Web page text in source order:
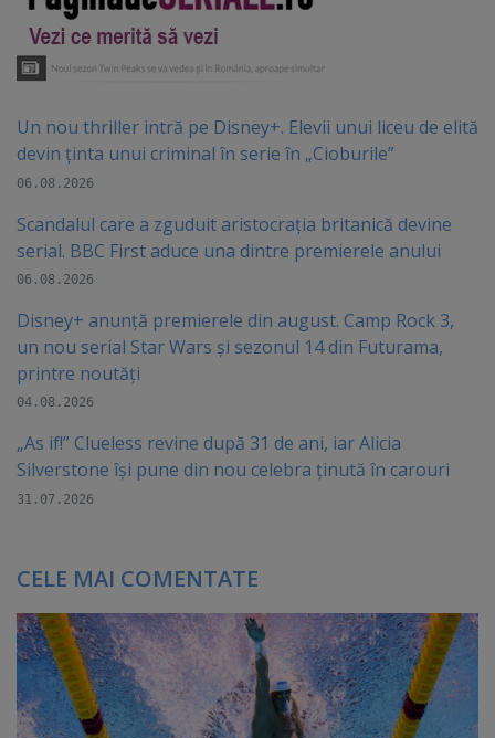
Un nou thriller intră pe Disney+. Elevii unui liceu de elită
devin ținta unui criminal în serie în „Cioburile”
06.08.2026
Scandalul care a zguduit aristocrația britanică devine
serial. BBC First aduce una dintre premierele anului
06.08.2026
Disney+ anunță premierele din august. Camp Rock 3,
un nou serial Star Wars și sezonul 14 din Futurama,
printre noutăți
04.08.2026
„As if!” Clueless revine după 31 de ani, iar Alicia
Silverstone își pune din nou celebra ținută în carouri
31.07.2026
CELE MAI COMENTATE